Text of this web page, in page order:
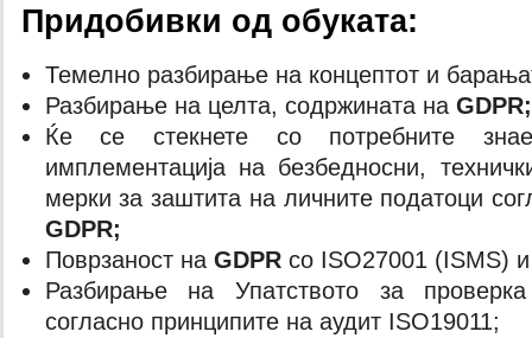
Придобивки од обуката:
Темелно разбирање на концептот и
Разбирање на целта, содржината на GDPR;
Ќе се стекнете со потребните
имплементација на безбедносни,
мерки за заштита на личните податоци
GDPR;
Поврзаност на GDPRсо ISO27001 (ISMS)
Разбирање на Упатството за
согласно принципите на аудит ISO19011;